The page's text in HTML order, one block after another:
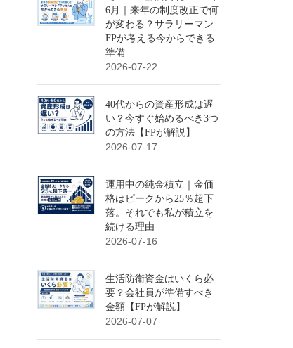
6月｜来年の制度改正で何
が変わる？サラリーマン
FPが考える今からできる
準備
2026-07-22
40代からの資産形成は遅
い？今すぐ始めるべき3つ
の方法【FPが解説】
2026-07-17
運用中の純金積立｜金価
格はピークから25％超下
落。それでも私が積立を
続ける理由
2026-07-16
生活防衛資金はいくら必
要？会社員が準備すべき
金額【FPが解説】
2026-07-07